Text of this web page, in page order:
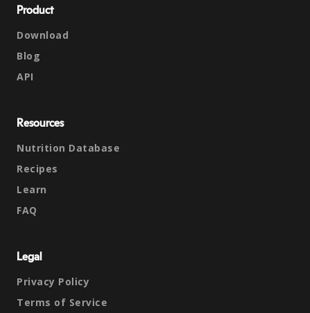
Product
Download
Blog
API
Resources
Nutrition Database
Recipes
Learn
FAQ
Legal
Privacy Policy
Terms of Service